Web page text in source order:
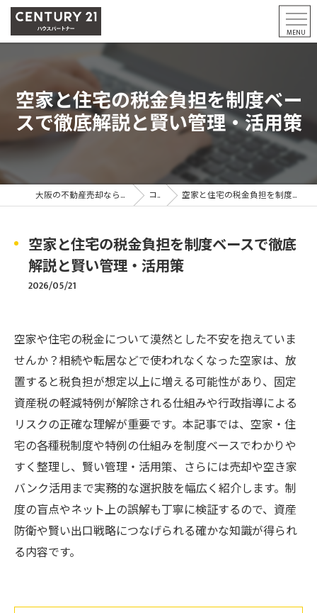
空家と住宅の税金負担を制度ベー
スで徹底解説と賢い管理・活用策
大阪の不動産売却ならCENTURY21ハウスパートナー コラム 空家と住宅の税金負担を制度ベースで徹底解説と賢い管理・活用策
空家と住宅の税金負担を制度ベースで徹底
解説と賢い管理・活用策
2026/05/21
空家や住宅の税金について漠然とした不安を抱えていま
せんか？相続や転居などで使われなくなった空家は、放
置すると税負担が想定以上に増える可能性があり、固定
資産税の軽減特例が解除される仕組みや行政指導による
リスクの正確な理解が重要です。本記事では、空家・住
宅の各種税制度や特例の仕組みを制度ベースでわかりや
すく整理し、賢い管理・活用策、さらには売却や空き家
バンク活用まで実務的な選択肢を幅広く紹介します。制
度の盲点やネット上の誤解も丁寧に検証するので、資産
防衛や賢い出口戦略につなげられる確かな知識が得られ
る内容です。